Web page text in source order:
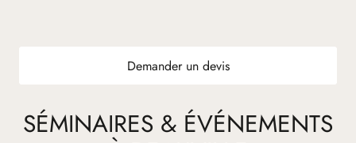
Demander un devis
SÉMINAIRES & ÉVÉNEMENTS